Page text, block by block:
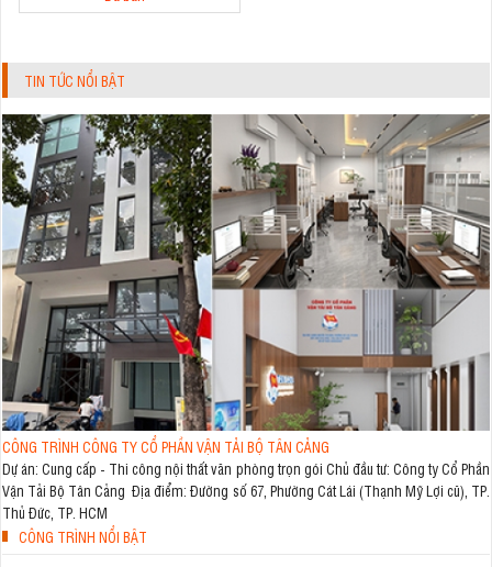
TIN TỨC NỔI BẬT
CÔNG TRÌNH CÔNG TY CỔ PHẦN VẬN TẢI BỘ TÂN CẢNG
Dự án: Cung cấp - Thi công nội thất văn phòng trọn gói Chủ đầu tư: Công ty Cổ Phần
Vận Tải Bộ Tân Cảng Địa điểm: Đường số 67, Phường Cát Lái (Thạnh Mỹ Lợi cũ), TP.
Thủ Đức, TP. HCM
CÔNG TRÌNH NỔI BẬT